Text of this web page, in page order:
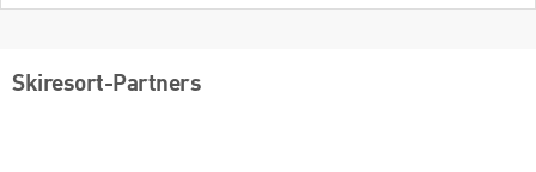
Skiresort-Partners